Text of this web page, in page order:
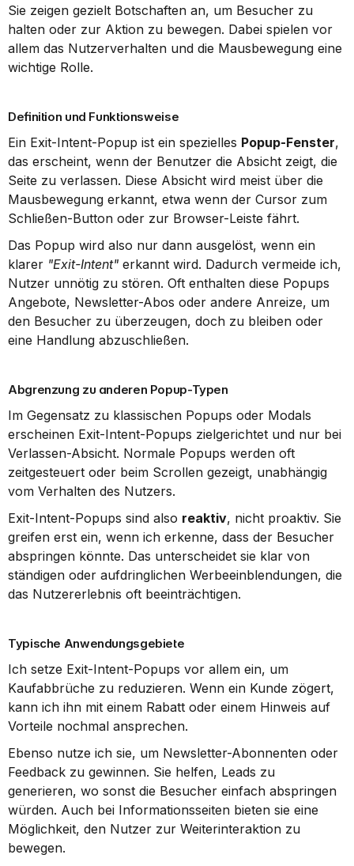
Sie zeigen gezielt Botschaften an, um Besucher zu
halten oder zur Aktion zu bewegen. Dabei spielen vor
allem das Nutzerverhalten und die Mausbewegung eine
wichtige Rolle.
Definition und Funktionsweise
Ein Exit-Intent-Popup ist ein spezielles Popup-Fenster,
das erscheint, wenn der Benutzer die Absicht zeigt, die
Seite zu verlassen. Diese Absicht wird meist über die
Mausbewegung erkannt, etwa wenn der Cursor zum
Schließen-Button oder zur Browser-Leiste fährt.
Das Popup wird also nur dann ausgelöst, wenn ein
klarer "Exit-Intent" erkannt wird. Dadurch vermeide ich,
Nutzer unnötig zu stören. Oft enthalten diese Popups
Angebote, Newsletter-Abos oder andere Anreize, um
den Besucher zu überzeugen, doch zu bleiben oder
eine Handlung abzuschließen.
Abgrenzung zu anderen Popup-Typen
Im Gegensatz zu klassischen Popups oder Modals
erscheinen Exit-Intent-Popups zielgerichtet und nur bei
Verlassen-Absicht. Normale Popups werden oft
zeitgesteuert oder beim Scrollen gezeigt, unabhängig
vom Verhalten des Nutzers.
Exit-Intent-Popups sind also reaktiv, nicht proaktiv. Sie
greifen erst ein, wenn ich erkenne, dass der Besucher
abspringen könnte. Das unterscheidet sie klar von
ständigen oder aufdringlichen Werbeeinblendungen, die
das Nutzererlebnis oft beeinträchtigen.
Typische Anwendungsgebiete
Ich setze Exit-Intent-Popups vor allem ein, um
Kaufabbrüche zu reduzieren. Wenn ein Kunde zögert,
kann ich ihn mit einem Rabatt oder einem Hinweis auf
Vorteile nochmal ansprechen.
Ebenso nutze ich sie, um Newsletter-Abonnenten oder
Feedback zu gewinnen. Sie helfen, Leads zu
generieren, wo sonst die Besucher einfach abspringen
würden. Auch bei Informationsseiten bieten sie eine
Möglichkeit, den Nutzer zur Weiterinteraktion zu
bewegen.